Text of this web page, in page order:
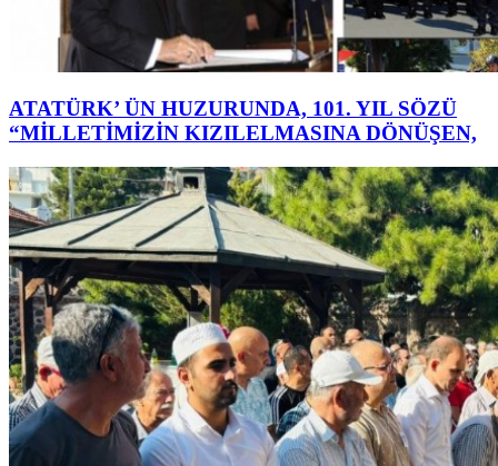
ATATÜRK’ ÜN HUZURUNDA, 101. YIL SÖZÜ
“MİLLETİMİZİN KIZILELMASINA DÖNÜŞEN,